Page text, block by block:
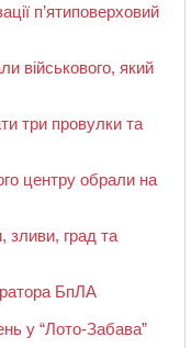
п’ятиповерховий
військового, який
три провулки та
центру обрали на
зливи, град та
БпЛА
у “Лото-Забава”